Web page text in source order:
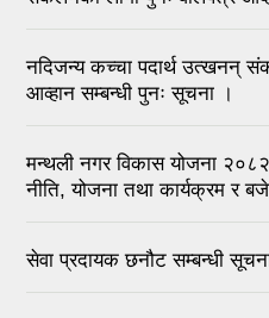
नदिजन्य कच्चा पदार्थ उत्खनन्
आव्हान सम्बन्धी पुनः सूचना ।
मन्थली नगर विकास योजना
नीति, योजना तथा कार्यक्रम र
सेवा प्रदायक छनौट सम्बन्धी